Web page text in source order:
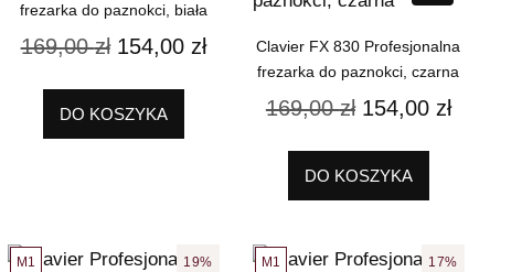
frezarka do paznokci, biała
169,00zł 154,00 zł
DO KOSZYKA
Clavier FX 830 Profesjonalna
frezarka do paznokci, czarna
169,00zł 154,00 zł
DO KOSZYKA
19%
M1 17%
M1